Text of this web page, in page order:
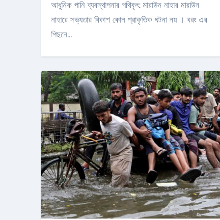
আধুনিক পানি ব্যবস্থাপনার পথিকৃৎ: মারাউন নাহার মারাউন
নাহারে সভ্যতার বিকাশ কোন প্রাকৃতিক ঘটনা নয় । বরং এর
পিছনে…